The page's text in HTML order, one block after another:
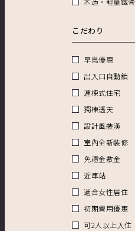
こだわり
早鳥優惠
出入口自動鎖
連棟式住宅
獨棟透天
設計風裝潢
室內全新裝修
免禮金敷金
近車站
適合女性居住
初期費用優惠
可2人以上入住